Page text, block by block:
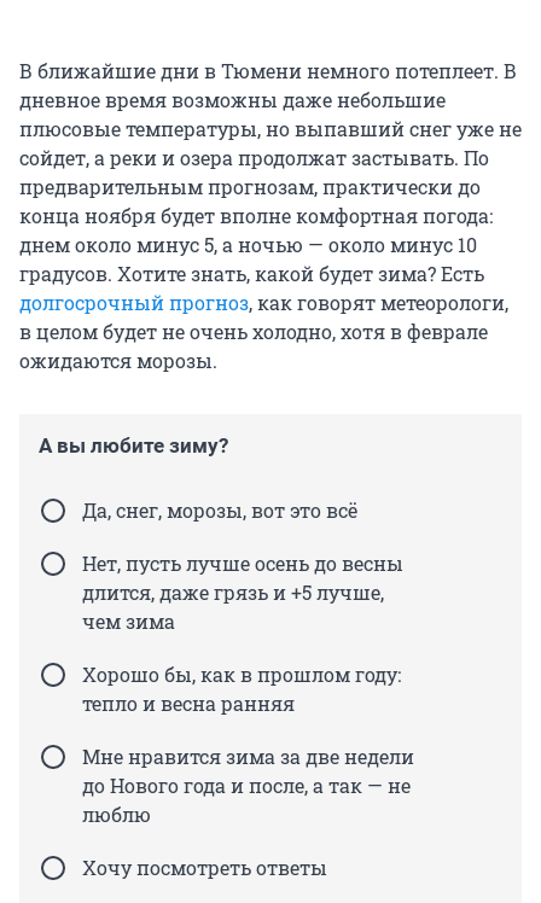
В ближайшие дни в Тюмени немного потеплеет. В
дневное время возможны даже небольшие
плюсовые температуры, но выпавший снег уже не
сойдет, а реки и озера продолжат застывать. По
предварительным прогнозам, практически до
конца ноября будет вполне комфортная погода:
днем около минус 5, а ночью — около минус 10
градусов. Хотите знать, какой будет зима? Есть
долгосрочный прогноз, как говорят метеорологи,
в целом будет не очень холодно, хотя в феврале
ожидаются морозы.
А вы любите зиму?
Да, снег, морозы, вот это всё
Нет, пусть лучше осень до весны
длится, даже грязь и +5 лучше,
чем зима
Хорошо бы, как в прошлом году:
тепло и весна ранняя
Мне нравится зима за две недели
до Нового года и после, а так — не
люблю
Хочу посмотреть ответы